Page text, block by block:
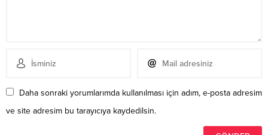
Daha sonraki yorumlarımda kullanılması için adım, e-posta adresim
ve site adresim bu tarayıcıya kaydedilsin.